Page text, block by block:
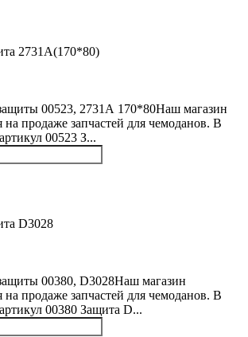
00523, 2731А 170*80Наш магазин
на продаже запчастей для чемоданов. В
00523 З...
00380, D3028Наш магазин
на продаже запчастей для чемоданов. В
00380 Защита D...